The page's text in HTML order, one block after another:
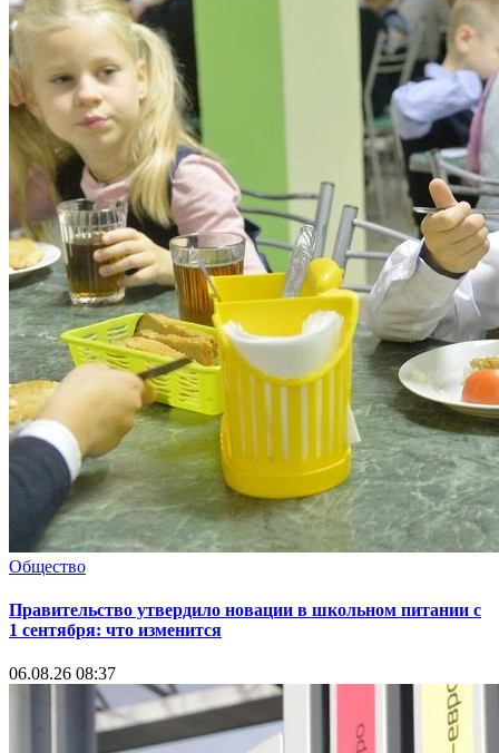
Общество
Правительство утвердило новации в школьном питании с
1 сентября: что изменится
06.08.26 08:37